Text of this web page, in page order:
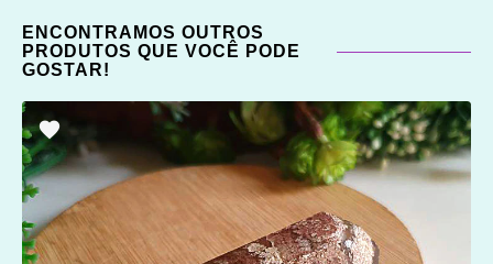
ENCONTRAMOS OUTROS
PRODUTOS QUE VOCÊ PODE
GOSTAR!
ADICIONAR
OS
FAVORITOS